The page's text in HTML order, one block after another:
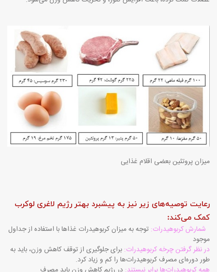
میزان پروتئین بعضی اقلام غذایی
رعایت توصیه‌های زیر نیز به پیشبرد بهتر رژیم لاغری لوکرب
کمک می‌کند:
شمارش کربوهیدرات: توجه به میزان کربوهیدرات غذاها با استفاده از جداول
موجود
در نظر گرفتن چرخه کربوهیدرات: برای جلوگیری از توقف کاهش وزن، باید به
طور دوره‌ای مصرف کربوهیدرات‌ها را کم و زیاد کرد.